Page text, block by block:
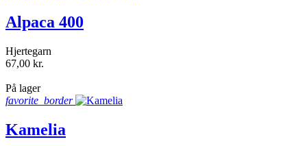
Alpaca 400
Hjertegarn
67,00 kr.
På lager
favorite_border
Kamelia